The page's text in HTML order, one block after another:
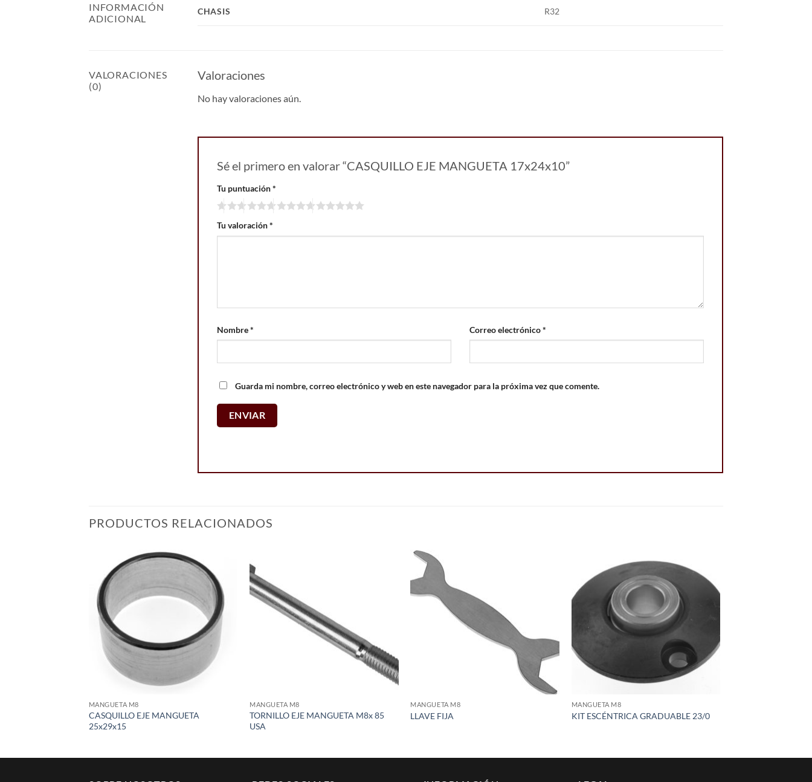
INFORMACIÓN
ADICIONAL
CHASIS R32
VALORACIONES
(0)
Valoraciones
No hay valoraciones aún.
Sé el primero en valorar “CASQUILLO EJE MANGUETA 17x24x10”
Tu puntuación*
Tu valoración*
Nombre* Correo electrónico*
Guarda mi nombre, correo electrónico y web en este navegador para la próxima vez que comente.
PRODUCTOS RELACIONADOS
Add to
wishlist
MANGUETA M8
CASQUILLO EJE MANGUETA
25x29x15
MANGUETA M8
TORNILLO EJE MANGUETA M8x 85
USA
MANGUETA M8
LLAVE FIJA
Add to
MANGUETA M8
KIT ESCÉNTRICA GRADUABLE 23/0